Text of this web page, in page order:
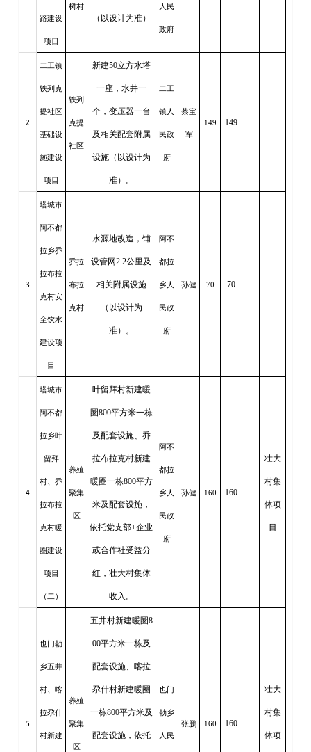
路建设
项目
树村
（以设计为准）
人民
政府
2
二工镇
铁列克
提社区
基础设
施建设
项目
铁列
克提
社区
新建50立方水塔
一座，水井一
个，变压器一台
及相关配套附属
设施（以设计为
准）。
二工
镇人
民政
府
蔡宝
军
149 149
3
塔城市
阿不都
拉乡乔
拉布拉
克村安
全饮水
建设项
目
乔拉
布拉
克村
水源地改造，铺
设管网2.2公里及
相关附属设施
（以设计为
准）。
阿不
都拉
乡人
民政
府
孙健 70 70
4
塔城市
阿不都
拉乡叶
留拜
村、乔
拉布拉
克村暖
圈建设
项目
（二）
养殖
聚集
区
叶留拜村新建暖
圈800平方米一栋
及配套设施、乔
拉布拉克村新建
暖圈一栋800平方
米及配套设施，
依托党支部+企业
或合作社受益分
红，壮大村集体
收入。
阿不
都拉
乡人
民政
府
孙健 160 160
壮大
村集
体项
目
5
也门勒
乡五井
村、喀
拉尕什
村新建
养殖
聚集
区
五井村新建暖圈8
00平方米一栋及
配套设施、喀拉
尕什村新建暖圈
一栋800平方米及
配套设施，依托
也门
勒乡
人民
张鹏 160 160
壮大
村集
体项